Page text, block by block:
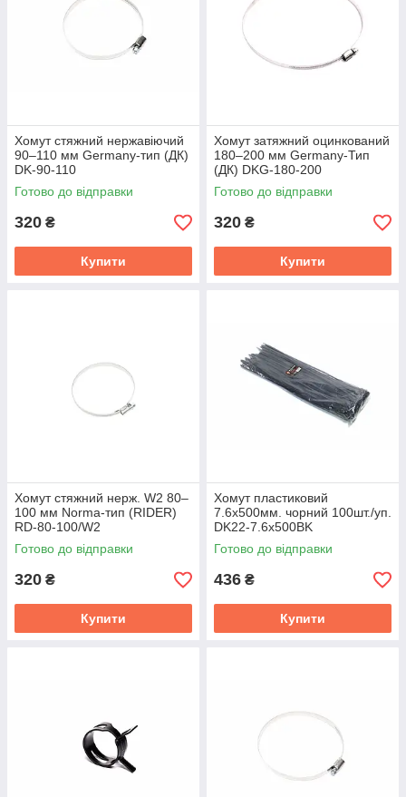
Хомут стяжний нержавіючий
90–110 мм Germany-тип (ДК)
DK-90-110
Готово до відправки
320 ₴
Купити
Хомут затяжний оцинкований
180–200 мм Germany-Тип
(ДК) DKG-180-200
Готово до відправки
320 ₴
Купити
Хомут стяжний нерж. W2 80–
100 мм Norma-тип (RIDER)
RD-80-100/W2
Готово до відправки
320 ₴
Купити
Хомут пластиковий
7.6х500мм. чорний 100шт./уп.
DK22-7.6х500BK
Готово до відправки
436 ₴
Купити